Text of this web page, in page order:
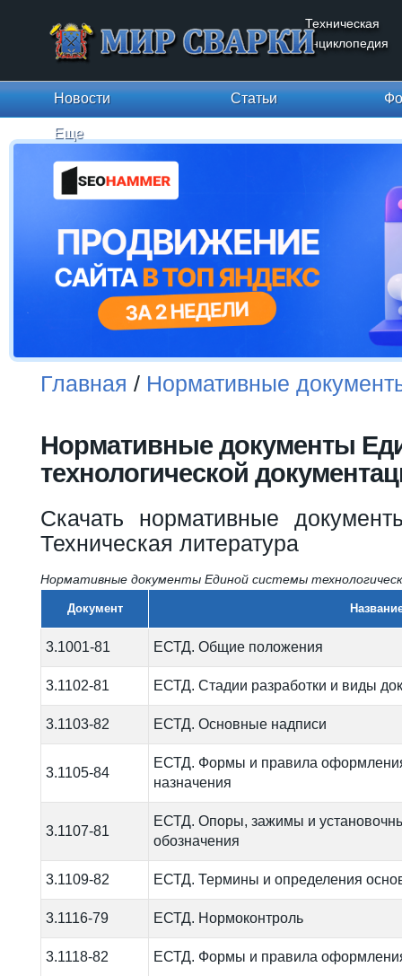
Техническая
энциклопедия
Новости Статьи
Еще
Главная / Нормативные
Нормативные документы
технологической
Скачать нормативные
Техническая литература
Нормативные документы Единой системы
Документ
3.1001-81 ЕСТД. Общие положения
3.1102-81 ЕСТД. Стадии разработки и виды
3.1103-82 ЕСТД. Основные надписи
3.1105-84
ЕСТД. Формы и правила
назначения
3.1107-81
ЕСТД. Опоры, зажимы и
обозначения
3.1109-82 ЕСТД. Термины и определения
3.1116-79 ЕСТД. Нормоконтроль
3.1118-82 ЕСТД. Формы и правила